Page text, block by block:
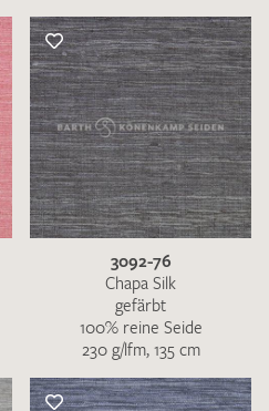
3092-76
Chapa Silk
gefärbt
100% reine Seide
230 g/lfm, 135 cm